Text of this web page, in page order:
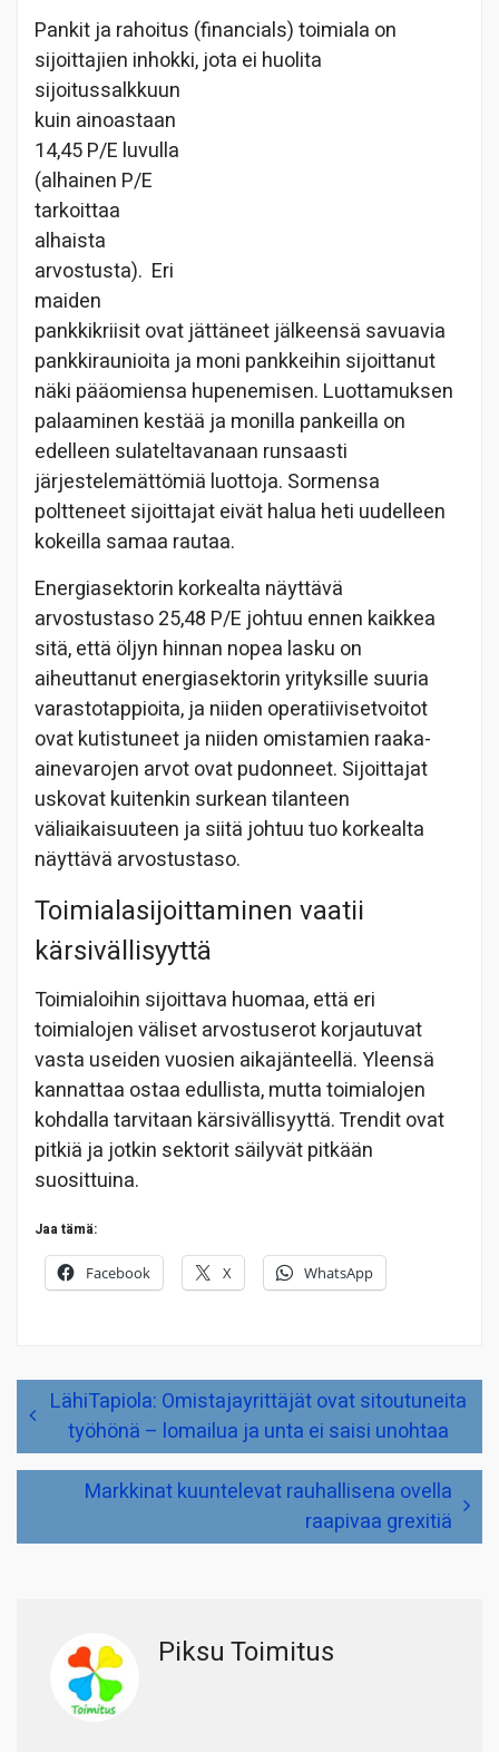
Pankit ja rahoitus (financials) toimiala on
sijoittajien inhokki, jota ei huolita
sijoitussalkkuun
kuin ainoastaan
14,45 P/E luvulla
(alhainen P/E
tarkoittaa
alhaista
arvostusta). Eri
maiden
pankkikriisit ovat jättäneet jälkeensä savuavia
pankkiraunioita ja moni pankkeihin sijoittanut
näki pääomiensa hupenemisen. Luottamuksen
palaaminen kestää ja monilla pankeilla on
edelleen sulateltavanaan runsaasti
järjestelemättömiä luottoja. Sormensa
poltteneet sijoittajat eivät halua heti uudelleen
kokeilla samaa rautaa.
Energiasektorin korkealta näyttävä
arvostustaso 25,48 P/E johtuu ennen kaikkea
sitä, että öljyn hinnan nopea lasku on
aiheuttanut energiasektorin yrityksille suuria
varastotappioita, ja niiden operatiivisetvoitot
ovat kutistuneet ja niiden omistamien raaka-
ainevarojen arvot ovat pudonneet. Sijoittajat
uskovat kuitenkin surkean tilanteen
väliaikaisuuteen ja siitä johtuu tuo korkealta
näyttävä arvostustaso.
Toimialasijoittaminen vaatii
kärsivällisyyttä
Toimialoihin sijoittava huomaa, että eri
toimialojen väliset arvostuserot korjautuvat
vasta useiden vuosien aikajänteellä. Yleensä
kannattaa ostaa edullista, mutta toimialojen
kohdalla tarvitaan kärsivällisyyttä. Trendit ovat
pitkiä ja jotkin sektorit säilyvät pitkään
suosittuina.
Jaa tämä:
Facebook X WhatsApp
Artikkelien
selausLähiTapiola: Omistajayrittäjät ovat sitoutuneita
työhönä – lomailua ja unta ei saisi unohtaa
Markkinat kuuntelevat rauhallisena ovella
raapivaa grexitiä
Piksu Toimitus